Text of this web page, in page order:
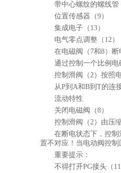
带中心螺纹的螺线管
位置传感器（9）
集成电子（13）
电气零点调整（12
在电磁阀（7和8）
通过控制一个比例
控制滑阀（2）按照
从P到A和B到T的连
流动特性
关闭电磁阀（8）
控制滑阀（2）由压
在断电状态下，控
置不对应！当电动阀控
重要提示：
不得打开PG接头（